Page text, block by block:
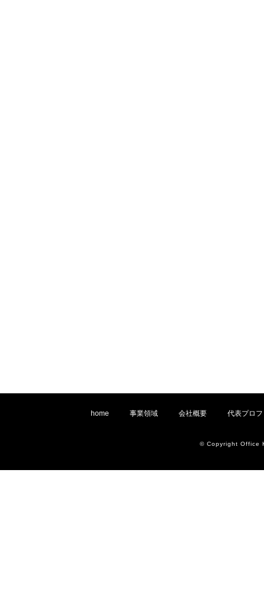
home 事業領域 会社概要 代表プロ
© Copyright Office